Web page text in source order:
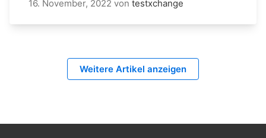
16. November, 2022 von testxchange
Weitere Artikel anzeigen